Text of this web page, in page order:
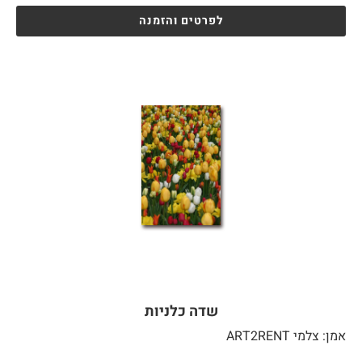
לפרטים והזמנה
שדה כלניות
אמן: צלמי ART2RENT